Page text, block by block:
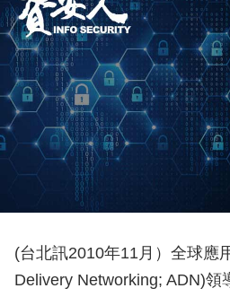
(台北訊2010年11月）全球應
Delivery Networking; ADN)領